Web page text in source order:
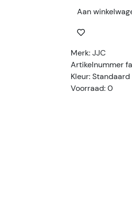
Aan
Merk: JJC
Artikelnummer
Kleur: Standaard
Voorraad: 0